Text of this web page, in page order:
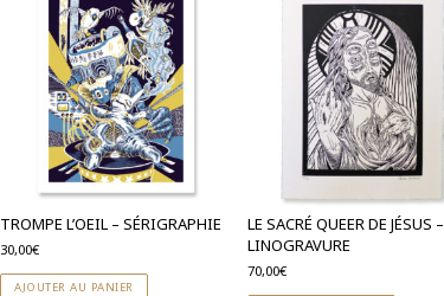
TROMPE L’OEIL – SÉRIGRAPHIE
30,00€
AJOUTER AU PANIER
LE SACRÉ QUEER DE JÉSUS –
LINOGRAVURE
70,00€